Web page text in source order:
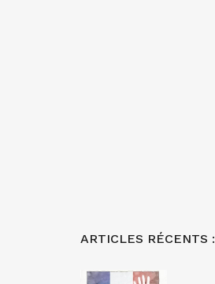
ARTICLES RÉCENTS :